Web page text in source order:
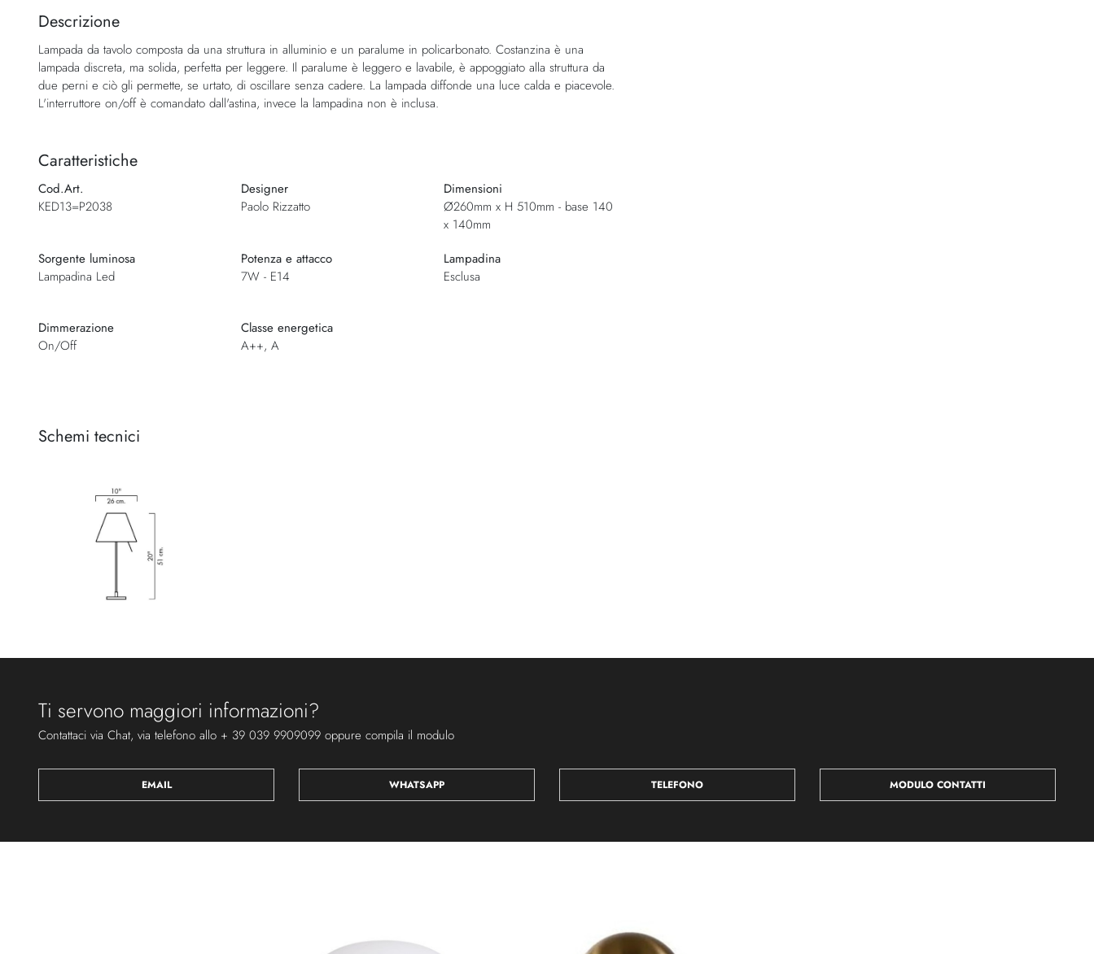
della
di
immagini
Descrizione
Lampada da tavolo composta da una struttura in alluminio e un paralume in policarbonato. Costanzina è una
lampada discreta, ma solida, perfetta per leggere. Il paralume è leggero e lavabile, è appoggiato alla struttura da
due perni e ciò gli permette, se urtato, di oscillare senza cadere. La lampada diffonde una luce calda e piacevole.
L'interruttore on/off è comandato dall'astina, invece la lampadina non è inclusa.
Caratteristiche
Cod.Art.
KED13=P2038
Designer
Paolo Rizzatto
Dimensioni
Ø260mm x H 510mm - base 140
x 140mm
Sorgente luminosa
Lampadina Led
Potenza e attacco
7W - E14
Lampadina
Esclusa
Dimmerazione
On/Off
Classe energetica
A++, A
Schemi tecnici
Ti servono maggiori informazioni?
Contattaci via Chat, via telefono allo + 39 039 9909099 oppure compila il modulo
EMAIL WHATSAPP TELEFONO MODULO CONTATTI